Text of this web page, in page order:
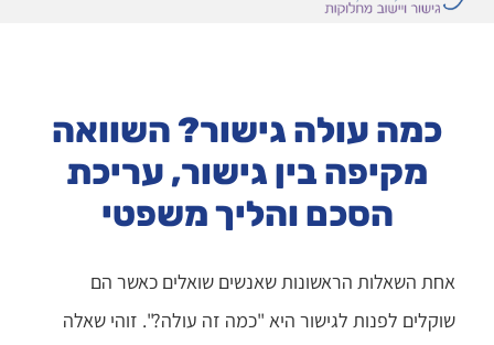
כמה עולה גישור? השוואה
מקיפה בין גישור, עריכת
הסכם והליך משפטי
אחת השאלות הראשונות שאנשים שואלים כאשר הם
שוקלים לפנות לגישור היא "כמה זה עולה?". זוהי שאלה